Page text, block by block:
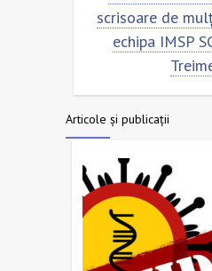
scrisoare de
echipa IMSP SCM
Treime”!
Articole și publicații